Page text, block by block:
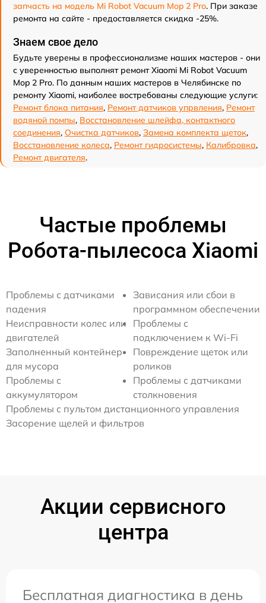
запчасть на модель Mi Robot Vacuum Mop 2 Pro. При заказе
ремонта на сайте - предоставляется скидка -25%.
Знаем свое дело
Будьте уверены в профессионализме наших мастеров - они
с уверенностью выполнят ремонт Xiaomi Mi Robot Vacuum
Mop 2 Pro. По данным наших мастеров в Челябинске по
ремонту Xiaomi, наиболее востребованы следующие услуги:
Ремонт блока питания, Ремонт датчиков упрвления, Ремонт
водяной помпы, Восстановление шлейфа, контактного
соединения, Очистка датчиков, Замена комплекта щеток,
Восстановление колеса, Ремонт гидросистемы, Калибровка,
Ремонт двигателя.
Частые проблемы
Робота-пылесоса Xiaomi
Проблемы с датчиками
падения
Неисправности колес или
двигателей
Заполненный контейнер
для мусора
Проблемы с
аккумулятором
Зависания или сбои в
программном обеспечении
Проблемы с
подключением к Wi-Fi
Повреждение щеток или
роликов
Проблемы с датчиками
столкновения
Проблемы с пультом дистанционного управления
Засорение щелей и фильтров
Акции сервисного
центра
Бесплатная диагностика в день